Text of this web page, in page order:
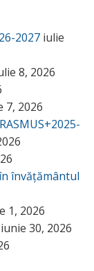
2027 iulie
8, 2026
7, 2026
învățământul
1, 2026
iunie 30, 2026